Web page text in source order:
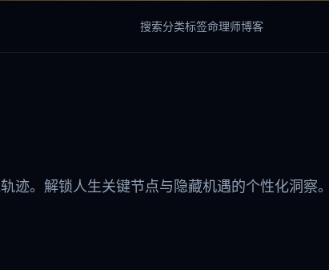
搜索分类标签命理师博客
迹。解锁人生关键节点与隐藏机遇的个性化洞察。